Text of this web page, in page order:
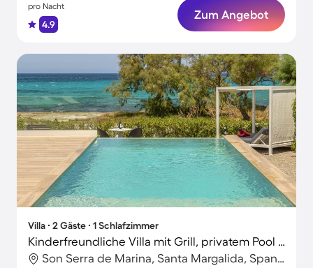
pro Nacht
4.9
Zum Angebot
Villa ∙ 2 Gäste ∙ 1 Schlafzimmer
Kinderfreundliche Villa mit Grill, privatem Pool und Terrasse | Strand in der Nähe
Son Serra de Marina, Santa Margalida, Spanien